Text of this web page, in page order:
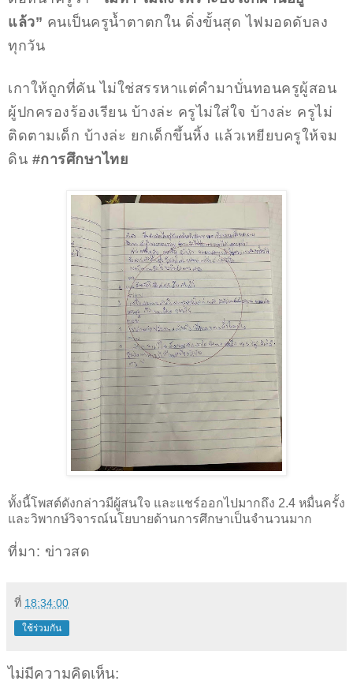
แล้ว” คนเป็นครูน้ำตาตกใน ดิ่งขั้นสุด ไฟมอดดับลง
ทุกวัน
เกาให้ถูกที่คัน ไม่ใช่สรรหาแต่คำมาบั่นทอนครูผู้สอน
ผู้ปกครองร้องเรียน บ้างล่ะ ครูไม่ใส่ใจ บ้างล่ะ ครูไม่
ติดตามเด็ก บ้างล่ะ ยกเด็กขึ้นหิ้ง แล้วเหยียบครูให้จม
ดิน #การศึกษาไทย
ทั้งนี้โพสต์ดังกล่าวมีผู้สนใจ และแชร์ออกไปมากถึง 2.4 หมื่นครั้ง
และวิพากษ์วิจารณ์นโยบายด้านการศึกษาเป็นจำนวนมาก
ที่มา: ข่าวสด
ที่ 18:34:00
ใช้ร่วมกัน
ไม่มีความคิดเห็น: